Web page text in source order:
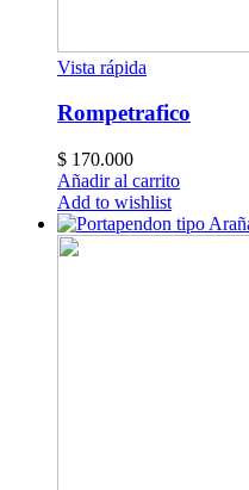
Vista rápida
Rompetrafico
$ 170.000
Añadir al carrito
Add to wishlist